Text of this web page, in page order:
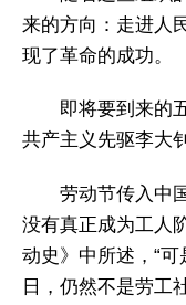
来的方向：走进人
现了革命的成功。
即将要到来的
共产主义先驱李大钊
劳动节传入中
没有真正成为工人
动史》中所述，“
日，仍然不是劳工